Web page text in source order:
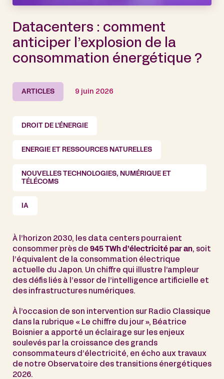
Datacenters : comment
anticiper l’explosion de la
consommation énergétique ?
ARTICLES 9 juin 2026
DROIT DE L'ÉNERGIE
ENERGIE ET RESSOURCES NATURELLES
NOUVELLES TECHNOLOGIES, NUMÉRIQUE ET
TÉLÉCOMS
IA
À l’horizon 2030, les data centers pourraient
consommer près de 945 TWh d’électricité par an, soit
l’équivalent de la consommation électrique
actuelle du Japon. Un chiffre qui illustre l’ampleur
des défis liés à l’essor de l’intelligence artificielle et
des infrastructures numériques.
À l’occasion de son intervention sur Radio Classique
dans la rubrique « Le chiffre du jour », Béatrice
Boisnier a apporté un éclairage sur les enjeux
soulevés par la croissance des grands
consommateurs d’électricité, en écho aux travaux
de notre Observatoire des transitions énergétiques
2026.